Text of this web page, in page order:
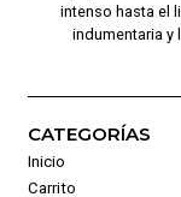
intenso hasta el
indumentaria y
CATEGORÍAS
Inicio
Carrito